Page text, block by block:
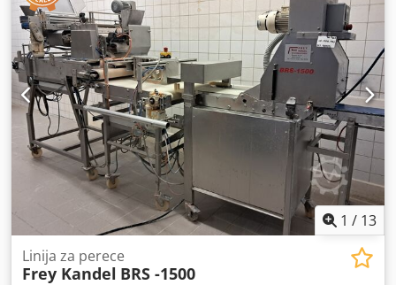
1 / 13
Linija za perece
Frey Kandel BRS -1500